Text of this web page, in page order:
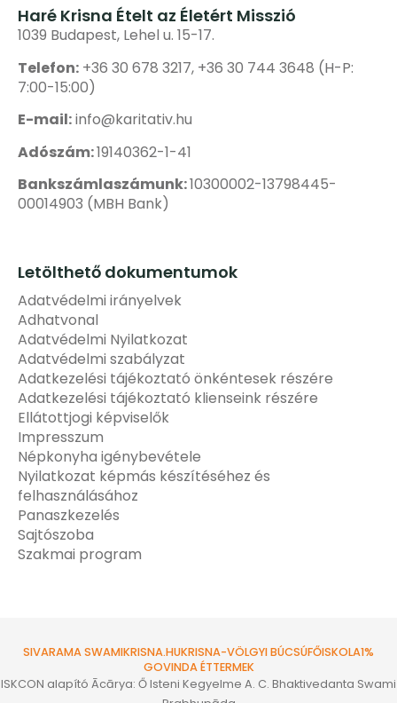
Haré Krisna Ételt az Életért Misszió
1039 Budapest, Lehel u. 15-17.
Telefon: +36 30 678 3217, +36 30 744 3648 (H-P:
7:00-15:00)
E-mail:info@karitativ.hu
Adószám:19140362-1-41
Bankszámlaszámunk:10300002-13798445-
00014903 (MBH Bank)
Letölthető dokumentumok
Adatvédelmi irányelvek
Adhatvonal
Adatvédelmi Nyilatkozat
Adatvédelmi szabályzat
Adatkezelési tájékoztató önkéntesek részére
Adatkezelési tájékoztató klienseink részére
Ellátottjogi képviselők
Impresszum
Népkonyha igénybevétele
Nyilatkozat képmás készítéséhez és
felhasználásához
Panaszkezelés
Sajtószoba
Szakmai program
SIVARAMA SWAMIKRISNA.HUKRISNA-VÖLGYI BÚCSÚFŐISKOLA1%
GOVINDA ÉTTERMEK
ISKCON alapító Ācārya: Ő Isteni Kegyelme A. C. Bhaktivedanta Swami